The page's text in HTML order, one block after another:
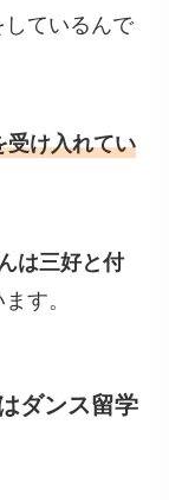
ているんで
受け入れてい
は三好と付
す。
ダンス留学